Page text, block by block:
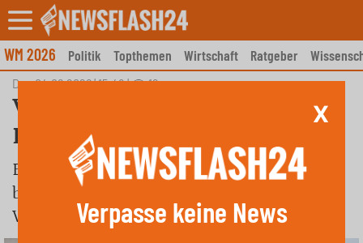
Skip
to
content
WM 2026 Politik Topthemen Wirtschaft Ratgeber
Do., 04.06.2026 | 15:48| 19
Verkehrsunfallflucht in
Kappeln
Ein PKW wurde auf einem Parkplatz
beschädigt. Die Polizei sucht Zeugen des
Vorfalls.
X
Verpasse keine News